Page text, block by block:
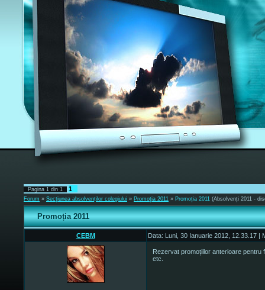
Pagina 1 din 1 1
Forum » Secțiunea absolvenților colegiului » Promoția 2011 » Promoția 2011 (Absolvenți 2011 -
Promoția 2011
CEBM Data: Luni, 30 Ianuarie 2012, 12.33.17 |
Rezervat promoțiilor anterioare pentru
etc.